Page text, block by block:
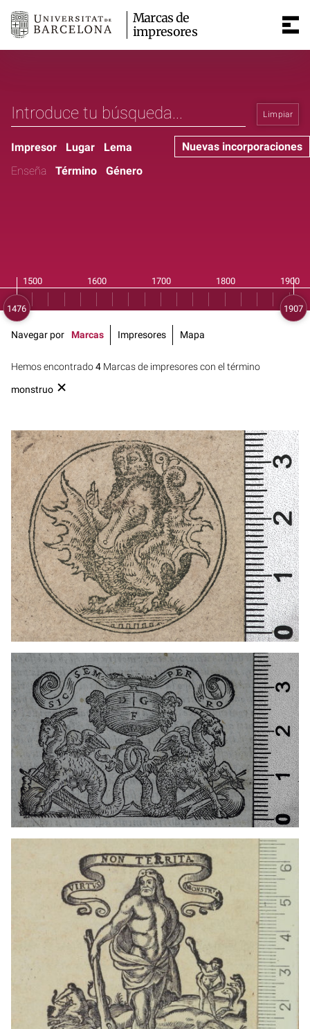
Marcas de
impresores
Limpiar
Nuevas incorporaciones
Impresor Lugar
Lema
Enseña
Término Género
Hemos encontrado4 Marcas de impresores con el término
monstruo
Navegar por Marcas Impresores Mapa
1529 - 1532 París (Francia)
1550 - 1567 Venecia (Italia)
1609? - 1674 París (Francia)